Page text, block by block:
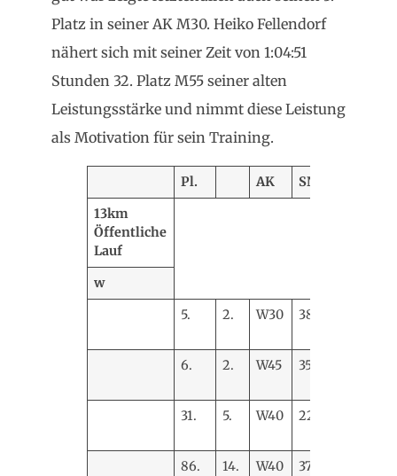
Platz in seiner AK M30. Heiko Fellendorf
nähert sich mit seiner Zeit von 1:04:51
Stunden 32. Platz M55 seiner alten
Leistungsstärke und nimmt diese Leistung
als Motivation für sein Training.
Pl. AK SNR
13km
Öffentliche
Lauf
w
5.
2. W30 387
6.
2. W45 353
31.
5. W40 221
86.
14. W40 378